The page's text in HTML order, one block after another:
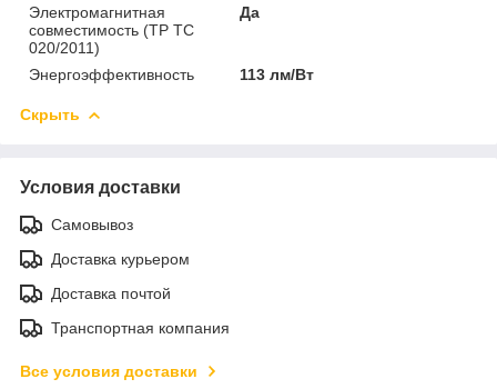
Электромагнитная
совместимость (ТР ТС
020/2011)
Да
Энергоэффективность 113 лм/Вт
Скрыть
Условия доставки
Самовывоз
Доставка курьером
Доставка почтой
Транспортная компания
Все условия доставки